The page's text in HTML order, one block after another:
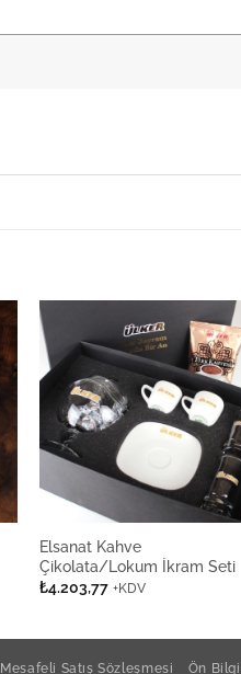
Elsanat Kahve
Çikolata/Lokum İkram Seti
₺4.203,77 +KDV
Mesafeli Satış Sözleşmesi Ön